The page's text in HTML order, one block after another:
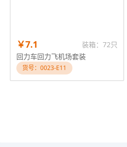
￥7.1
装箱：72只
回力车回力飞机场套装
货号：0023-E11